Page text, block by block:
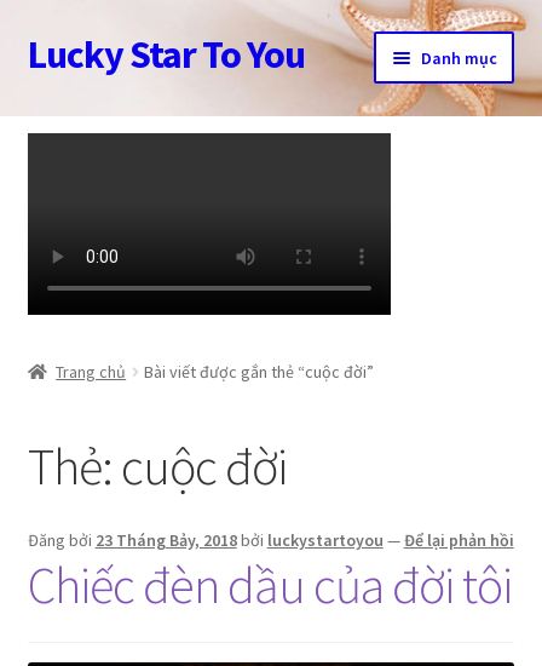
Đi
đến
hướng
Chuyển
đến
dung
Lucky Star To You Danh mục
Trang chủ
Cửa hàng
Tài khoản
Trang chủ Bài viết được gắn thẻ “cuộc đời”
Thẻ: cuộc đời
Đăng bởi 23 Tháng Bảy, 2018bởi luckystartoyou —Để lại phản hồi
Chiếc đèn dầu của đời tôi